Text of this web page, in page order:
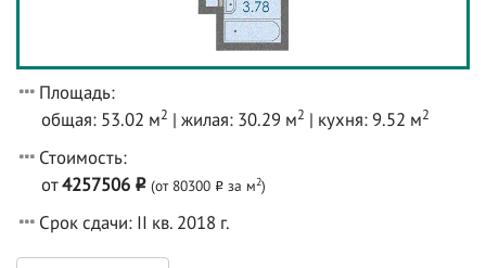
Площадь:
общая: 53.02 м2 | жилая: 30.29 м2 | кухня: 9.52 м2
Стоимость:
от4257506 o (от 80300 o за м2)
Срок сдачи: II кв. 2018 г.